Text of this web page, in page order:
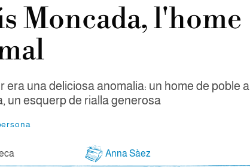
Moncada, l'home
era una deliciosa anomalia: un home de poble a
un esquerp de rialla generosa
Anna Sàez